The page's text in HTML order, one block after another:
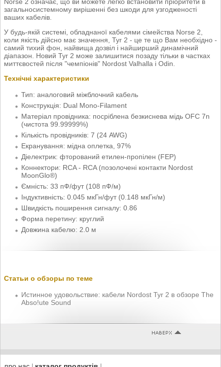
загальносистемному вирішенні без шкоди для узгодженості
ваших кабелів.
У будь-якій системі, обладнаної кабелями сімейства Norse 2,
коли якість дійсно має значення, Tyr 2 - це те що Вам необхідно -
самий тихий фон, найвища дозвіл і найширший динамічний
діапазон. Новий Tyr 2 може залишитися позаду тільки в частках
миттєвостей після "чемпіонів" Nordost Valhalla і Odin.
Технічні характеристики
Тип: аналоговий міжблочний кабель
Конструкція: Dual Mono-Filament
Матеріал провідника: посріблена безкиснева мідь ОFС 7n
(чистота 99.99999%)
Кількість провідників: 7 (24 AWG)
Екранування: мідна оплетка, 97%
Діелектрик: фторований етилен-пропілен (FEP)
Коннектори: RCA - RCA (позолочені контакти Nordost
MoonGlo®)
Ємність: 33 пФ/фут (108 пФ/м)
Індуктивність: 0.045 мкГн/фут (0.148 мкГн/м)
Швидкість поширення сигналу: 0.86
Форма перетину: круглий
Довжина кабелю: 2.0 м
Статьи о обзоры по теме
Истинное удовольствие: кабели Nordost Tyr 2 в обзоре The
Abso!ute Sound